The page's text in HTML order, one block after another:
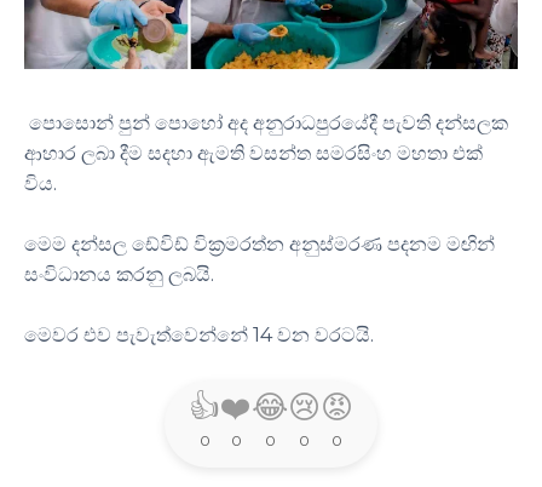
පොසොන් පුන් පොහෝ අද අනුරාධපුරයේදී පැවති දන්සලක
ආහාර ලබා දීම සදහා ඇමති වසන්ත සමරසිංහ මහතා එක්
විය.
මෙම දන්සල ඩේවිඩ් වික්‍රමරත්න අනුස්මරණ පදනම මඟින්
සංවිධානය කරනු ලබයි.
මෙවර එව පැවැත්වෙන්නේ 14 වන වරටයි.
👍
0
❤️
0
😂
0
😢
0
😡
0